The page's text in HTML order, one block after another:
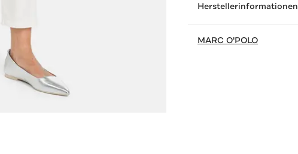
Herstellerinformationen
MARC O'POLO